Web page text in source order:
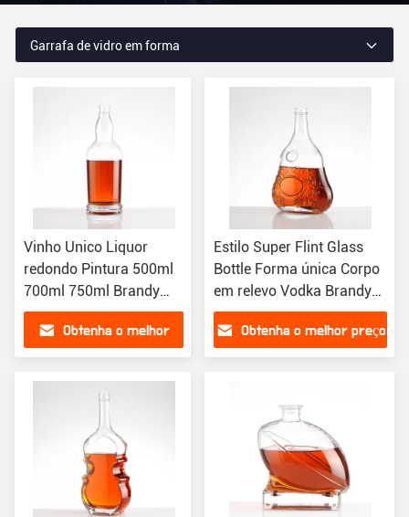
Garrafa de vidro em forma
Vinho Unico Liquor
redondo Pintura 500ml
700ml 750ml Brandy
Tequila Gin Garrafas de
álcool personalizadas
Obtenha o melhor
Estilo Super Flint Glass
Bottle Forma única Corpo
em relevo Vodka Brandy
Liquor Bottle
Obtenha o melhor preço